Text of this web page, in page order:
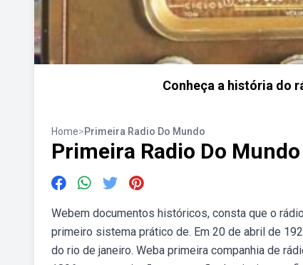
Conheça a história do
Home>Primeira Radio Do Mundo
Primeira Radio Do Mundo
Webem documentos históricos, consta que o
primeiro sistema prático de. Em 20 de abril de
do rio de janeiro. Weba primeira companhia de